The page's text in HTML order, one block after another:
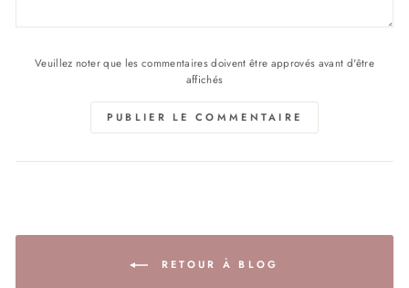
Veuillez noter que les commentaires doivent être approvés avant d'être
affichés
PUBLIER LE COMMENTAIRE
RETOUR À BLOG